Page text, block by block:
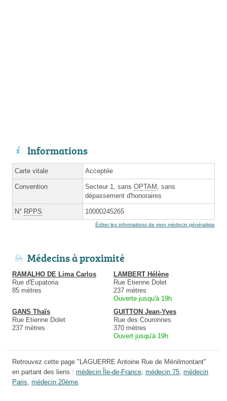
Informations
Carte vitale Acceptée
Convention Secteur 1, sans OPTAM , sans
dépassement d'honoraires
N° RPPS 10000245265
Éditer les informations de mon médecin généraliste
Médecins à proximité
RAMALHO DE Lima Carlos
Rue d'Eupatoria
85 mètres
LAMBERT Hélène
Rue Etienne Dolet
237 mètres
Ouverte jusqu'à 19h
GANS Thaïs
Rue Etienne Dolet
237 mètres
GUITTON Jean-Yves
Rue des Couronnes
370 mètres
Ouvert jusqu'à 19h
Retrouvez cette page "LAGUERRE Antoine Rue de Ménilmontant"
en partant des liens : médecin Île-de-France, médecin 75, médecin
Paris, médecin 20ème.